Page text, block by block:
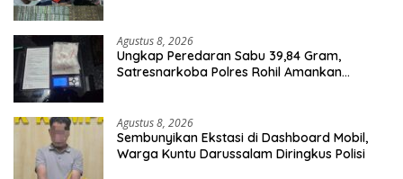
Agustus 8, 2026
Ungkap Peredaran Sabu 39,84 Gram,
Satresnarkoba Polres Rohil Amankan
Agustus 8, 2026
Sembunyikan Ekstasi di Dashboard Mobil,
Warga Kuntu Darussalam Diringkus Polisi